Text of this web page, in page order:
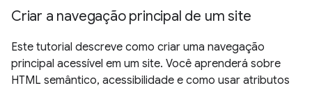
Criar a navegação principal de um site
Este tutorial descreve como criar uma navegação
principal acessível em um site. Você aprenderá sobre
HTML semântico, acessibilidade e como usar atributos